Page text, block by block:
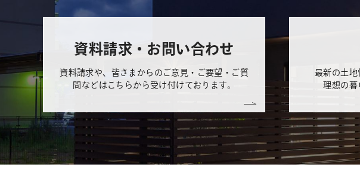
資料請求・お問い合わせ
資料請求や、皆さまからのご意見・ご要望・ご質
問などはこちらから受け付けております。
最新の土地
理想の暮